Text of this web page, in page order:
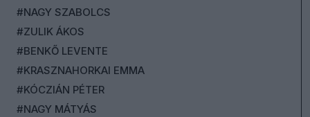
#NAGY SZABOLCS
#ZULIK ÁKOS
#BENKŐ LEVENTE
#KRASZNAHORKAI EMMA
#KÓCZIÁN PÉTER
#NAGY MÁTYÁS